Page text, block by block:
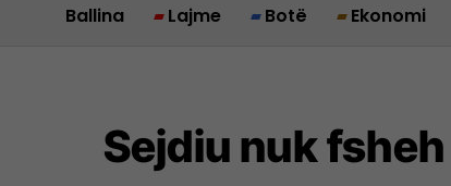
Ballina Lajme Botë Ekonomi
Sejdiu nuk